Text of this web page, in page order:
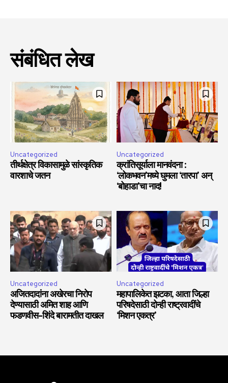
संबंधित लेख
Uncategorized
तीर्थक्षेत्र विकासामुळे सांस्कृतिक
वारशाचे जतन
Uncategorized
क्रांतिसूर्याला मानवंदना :
‘लोकभवन’मध्ये घुमला ‘तारपा’ अन्
‘बोहाडा’चा नाद!
Uncategorized
अजितदादांना अखेरचा निरोप
देण्यासाठी अमित शाह आणि
फडणवीस-शिंदे बारामतीत दाखल
Uncategorized
महापालिकेत झटका, आता जिल्हा
परिषदेसाठी दोन्ही राष्ट्रवादींचे
‘मिशन एकत्र’